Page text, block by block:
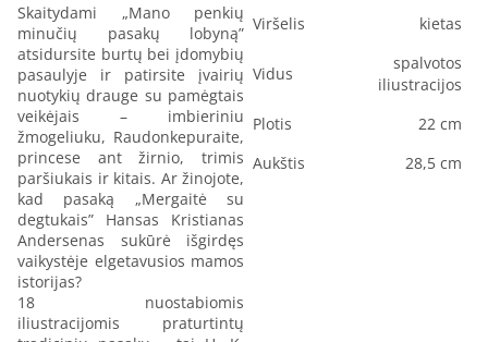
Skaitydami „Mano penkių
minučių pasakų lobyną”
atsidursite burtų bei įdomybių
pasaulyje ir patirsite įvairių
nuotykių drauge su pamėgtais
veikėjais – imbieriniu
žmogeliuku, Raudonkepuraite,
princese ant žirnio, trimis
paršiukais ir kitais. Ar žinojote,
kad pasaką „Mergaitė su
degtukais” Hansas Kristianas
Andersenas sukūrė išgirdęs
vaikystėje elgetavusios mamos
istorijas?
18 nuostabiomis
iliustracijomis praturtintų
Viršelis kietas
Vidus
spalvotos
iliustracijos
Plotis
22 cm
Aukštis
28,5 cm